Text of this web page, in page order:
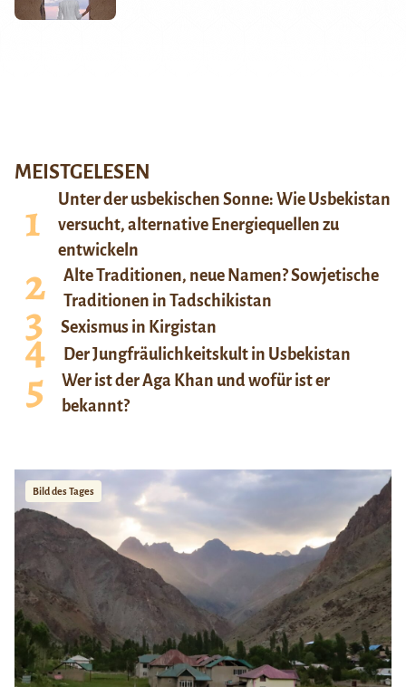
MEISTGELESEN
Unter der usbekischen Sonne: Wie Usbekistan
versucht, alternative Energiequellen zu
entwickeln
Alte Traditionen, neue Namen? Sowjetische
Traditionen in Tadschikistan
Sexismus in Kirgistan
Der Jungfräulichkeitskult in Usbekistan
Wer ist der Aga Khan und wofür ist er
bekannt?
Bild des Tages